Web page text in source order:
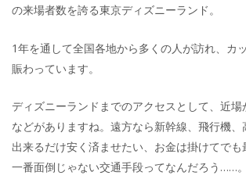
の来場者数を誇る東京ディズニーランド。
1年を通して全国各地から多くの人が訪れ、カ
賑わっています。
ディズニーランドまでのアクセスとして、近
などがありますね。遠方なら新幹線、飛行機、
出来るだけ安く済ませたい、お金は掛けてでも
一番面倒じゃない交通手段ってなんだろう……。